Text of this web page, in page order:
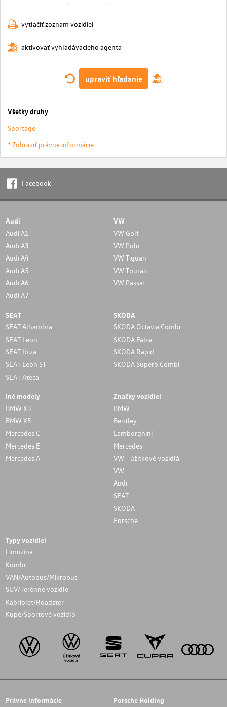
vytlačiť zoznam vozidiel
aktivovať vyhľadávacieho agenta
upraviť hľadanie
Všetky druhy
Sportage
* Zobraziť právne informácie
Facebook
Audi
Audi A1
Audi A3
Audi A4
Audi A5
Audi A6
Audi A7
VW
VW Golf
VW Polo
VW Tiguan
VW Touran
VW Passat
SEAT
SEAT Alhambra
SEAT Leon
SEAT Ibiza
SEAT Leon ST
SEAT Ateca
SKODA
SKODA Octavia Combi
SKODA Fabia
SKODA Rapid
SKODA Superb Combi
Iné modely
BMW X3
BMW X5
Mercedes C
Mercedes E
Mercedes A
Značky vozidiel
BMW
Bentley
Lamborghini
Mercedes
VW - úžitkové vozidlá
VW
Audi
SEAT
SKODA
Porsche
Typy vozidiel
Limuzína
Kombi
VAN/Autobus/Mikrobus
SUV/Terénne vozidlo
Kabriolet/Roadster
Kupé/Športové vozidlo
Právne informácie Porsche Holding